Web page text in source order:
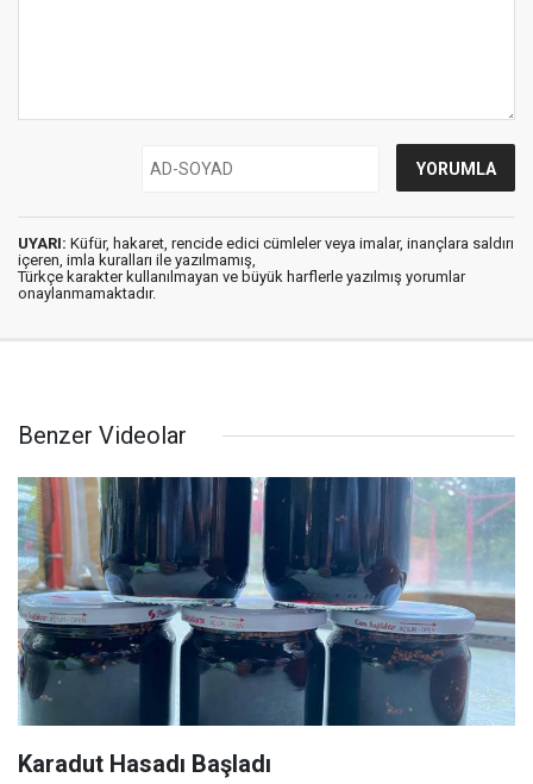
UYARI: Küfür, hakaret, rencide edici cümleler veya imalar, inançlara saldırı
içeren, imla kuralları ile yazılmamış,
Türkçe karakter kullanılmayan ve büyük harflerle yazılmış yorumlar
onaylanmamaktadır.
Benzer Videolar
Karadut Hasadı Başladı